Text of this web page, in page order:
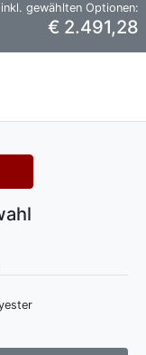
gewählten Optionen:
€ 2.491,28